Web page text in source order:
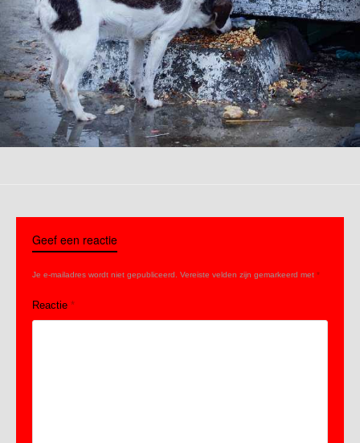
Geef een reactie
Je e-mailadres wordt niet gepubliceerd. Vereiste velden zijn gemarkeerd met *
Reactie *